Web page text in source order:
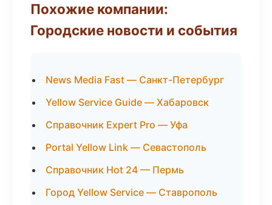
Похожие компании:
Городские новости и события
News Media Fast — Санкт-Петербург
Yellow Service Guide — Хабаровск
Справочник Expert Pro — Уфа
Portal Yellow Link — Севастополь
Справочник Hot 24 — Пермь
Город Yellow Service — Ставрополь